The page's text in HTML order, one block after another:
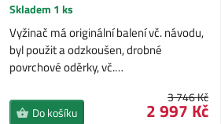
Skladem 1 ks
Vyžinač má originální balení vč. návodu,
byl použit a odzkoušen, drobné
povrchové oděrky, vč.…
3 746 Kč
2 997 Kč
Do košíku